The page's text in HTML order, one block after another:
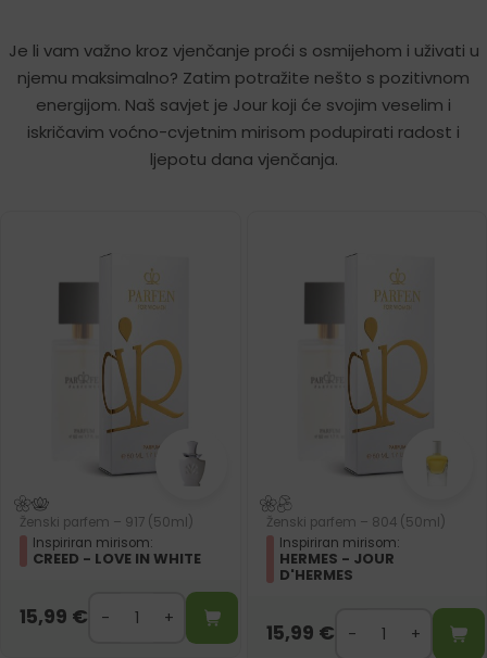
Je li vam važno kroz vjenčanje proći s osmijehom i uživati u
njemu maksimalno? Zatim potražite nešto s pozitivnom
energijom. Naš savjet je Jour koji će svojim veselim i
iskričavim voćno-cvjetnim mirisom podupirati radost i
ljepotu dana vjenčanja.
Ženski parfem – 917 (50ml)
Inspiriran mirisom:
CREED - LOVE IN WHITE
15,99 €
Ženski parfem – 804 (50ml)
Inspiriran mirisom:
HERMES - JOUR
D'HERMES
15,99 €